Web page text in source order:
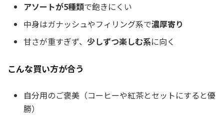
アソートが5種類で飽きにくい
中身はガナッシュやフィリング系で濃厚寄り
甘さが重すぎず、 少しずつ楽しむ系に向く
こんな買い方が合う
自分用のご褒美（コーヒーや紅茶とセットにすると優
勝）